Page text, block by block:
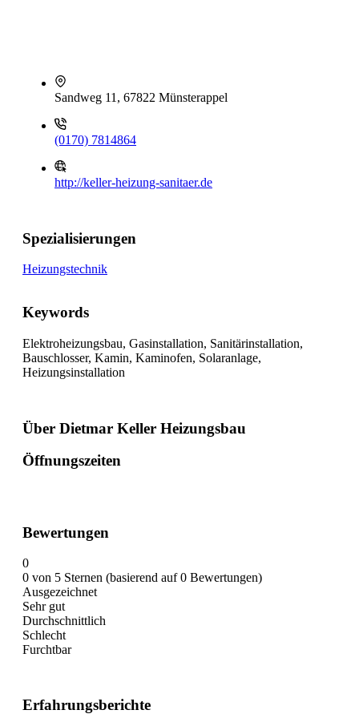
Sandweg 11, 67822 Münsterappel
(0170) 7814864
http://keller-heizung-sanitaer.de
Spezialisierungen
Heizungstechnik
Keywords
Elektroheizungsbau, Gasinstallation, Sanitärinstallation,
Bauschlosser, Kamin, Kaminofen, Solaranlage,
Heizungsinstallation
Über Dietmar Keller Heizungsbau
Öffnungszeiten
Bewertungen
0
0 von 5 Sternen (basierend auf 0 Bewertungen)
Ausgezeichnet
Sehr gut
Durchschnittlich
Schlecht
Furchtbar
Erfahrungsberichte